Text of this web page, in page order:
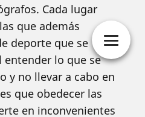
Cada lugar
que además
deporte que se
entender lo que se
y no llevar a cabo en
que obedecer las
en inconvenientes